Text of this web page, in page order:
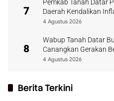
7
Pemkab Tanah Datar
Daerah Kendalikan
4 Agustus 2026
8
Wabup Tanah Datar
Canangkan Gerakan
4 Agustus 2026
Berita Terkini